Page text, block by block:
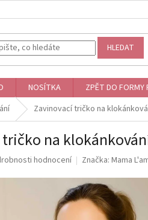
HLEDAT
NOSÍTKA ZPĚT DO FORMY
Zavinovací tričko na
na
hodnocení Značka: Mama